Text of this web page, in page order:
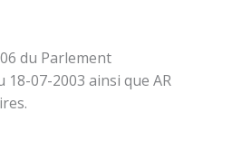
du Parlement
07-2003 ainsi que AR